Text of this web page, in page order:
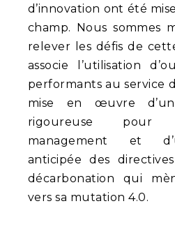
d’innovation ont été
champ. Nous sommes
relever les défis de
associe l’utilisation
performants au service
mise en œuvre
rigoureuse
management et
anticipée des
décarbonation qui
vers sa mutation 4.0.